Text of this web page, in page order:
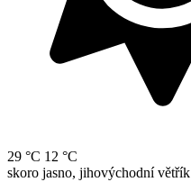
29 °C 12 °C
skoro jasno, jihovýchodní větřík